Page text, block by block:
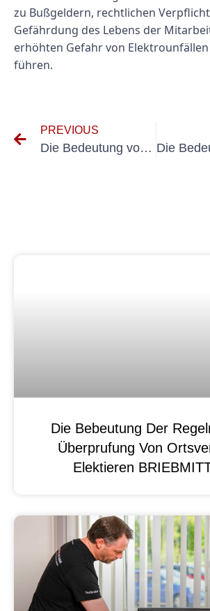
zu Bußgeldern, rechtlichen
Gefährdung des Lebens der
erhöhten Gefahr von
führen.
PREVIOUS
Die Bedeutung von VDE 0100-Inspektionen verstehen: Ein Leitfaden zur Wiederholungsprüfung
Die Bebeutung Der
Überprufung Von
Elektieren